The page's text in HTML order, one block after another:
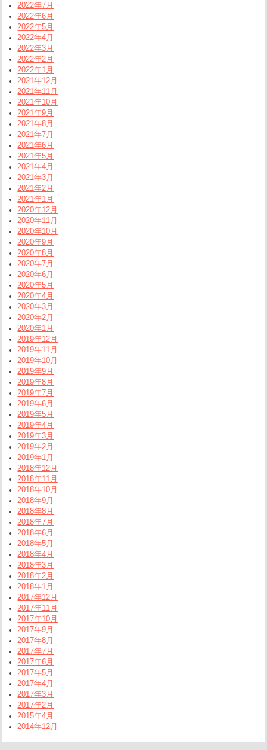
2022年7月
2022年6月
2022年5月
2022年4月
2022年3月
2022年2月
2022年1月
2021年12月
2021年11月
2021年10月
2021年9月
2021年8月
2021年7月
2021年6月
2021年5月
2021年4月
2021年3月
2021年2月
2021年1月
2020年12月
2020年11月
2020年10月
2020年9月
2020年8月
2020年7月
2020年6月
2020年5月
2020年4月
2020年3月
2020年2月
2020年1月
2019年12月
2019年11月
2019年10月
2019年9月
2019年8月
2019年7月
2019年6月
2019年5月
2019年4月
2019年3月
2019年2月
2019年1月
2018年12月
2018年11月
2018年10月
2018年9月
2018年8月
2018年7月
2018年6月
2018年5月
2018年4月
2018年3月
2018年2月
2018年1月
2017年12月
2017年11月
2017年10月
2017年9月
2017年8月
2017年7月
2017年6月
2017年5月
2017年4月
2017年3月
2017年2月
2015年4月
2014年12月